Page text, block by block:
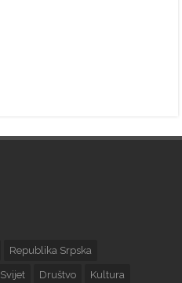
Republika Srpska
Svijet Društvo Kultura